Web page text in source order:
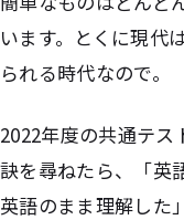
います。とくに現代
られる時代なので。
2022年度の共通テ
訣を尋ねたら、「英
英語のまま理解した